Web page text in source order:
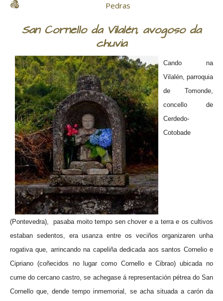
Pedras
San Cornello da Vilalén, avogoso da
chuvia
Cando na
Vilalén, parroquia
de Tomonde,
concello de
Cerdedo-
Cotobade
(Pontevedra), pasaba moito tempo sen chover e a terra e os cultivos
estaban sedentos, era usanza entre os veciños organizaren unha
rogativa que, arrincando na capeliña dedicada aos santos Cornelio e
Cipriano (coñecidos no lugar como Cornello e Cibrao) ubicada no
cume do cercano castro, se achegase á representación pétrea do San
Cornello que, dende tempo inmemorial, se acha situada a carón da